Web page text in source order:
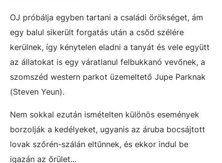
OJ próbálja egyben tartani a családi örökséget, ám
egy balul sikerült forgatás után a csőd szélére
kerülnek, így kénytelen eladni a tanyát és vele együtt
az állatokat is egy váratlanul felbukkanó vevőnek, a
szomszéd western parkot üzemeltető Jupe Parknak
(Steven Yeun).
Nem sokkal ezután ismételten különös események
borzolják a kedélyeket, ugyanis az áruba bocsájtott
lovak szőrén-szálán eltűnnek, és ekkor indul be
igazán az őrület...